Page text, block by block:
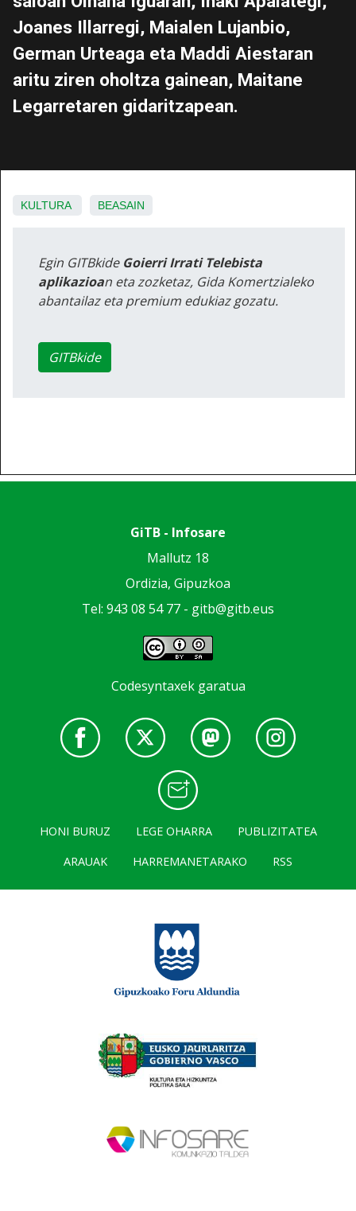
Joanes Illarregi, Maialen Lujanbio,
German Urteaga eta Maddi Aiestaran
aritu ziren oholtza gainean, Maitane
Legarretaren gidaritzapean.
KULTURA BEASAIN
Egin GITBkide Goierri Irrati Telebista
aplikazioan eta zozketaz, Gida Komertzialeko
abantailaz eta premium edukiaz gozatu.
GITBkide
GiTB - Infosare
Mallutz 18
Ordizia, Gipuzkoa
Tel: 943 08 54 77 - gitb@gitb.eus
Codesyntaxek garatua
HONI BURUZ LEGE OHARRA
PUBLIZITATEA
ARAUAK
HARREMANETARAKO RSS